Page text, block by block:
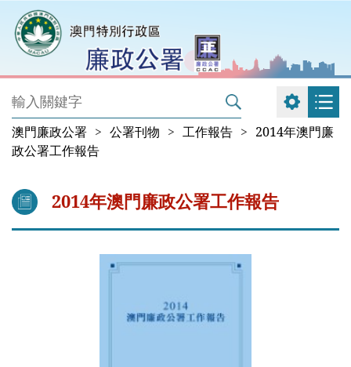
澳門廉政公署 > 公署刊物 > 工作報告 > 2014年澳門廉
政公署工作報告
2014年澳門廉政公署工作報告